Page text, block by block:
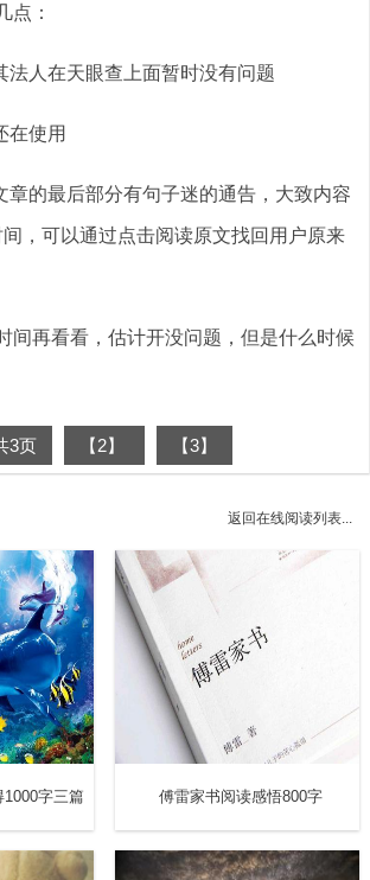
点：
法人在天眼查上面暂时没有问题
在使用
章的最后部分有句子迷的通告，大致内容
，可以通过点击阅读原文找回用户原来
间再看看，估计开没问题，但是什么时候
3页 【2】 【3】
返回在线阅读列表...
字三篇 傅雷家书阅读感悟800字